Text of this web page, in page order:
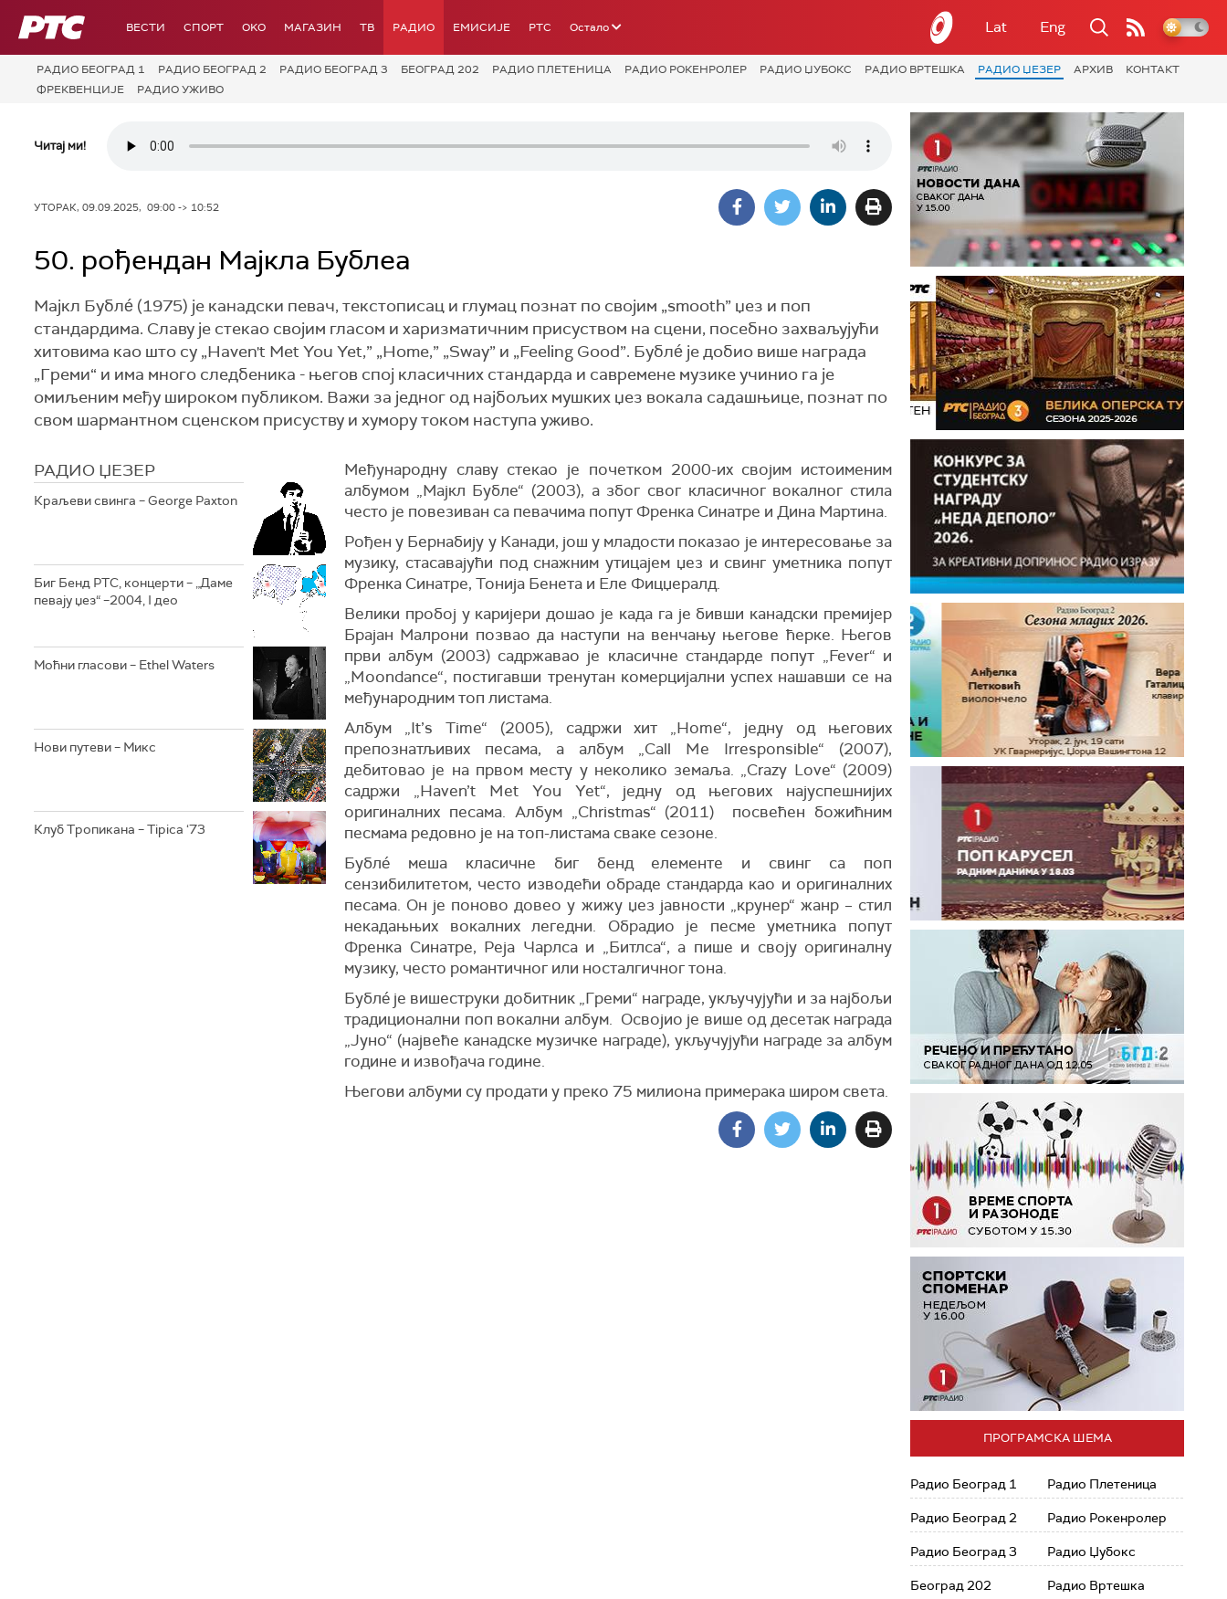
РТС ВЕСТИ СПОРТ OKO МАГАЗИН ТВ РАДИО ЕМИСИЈЕ РТС Остало Lat Eng
РАДИО БЕОГРАД 1 РАДИО БЕОГРАД 2 РАДИО БЕОГРАД 3 БЕОГРАД 202 РАДИО ПЛЕТЕНИЦА РАДИО РОКЕНРОЛЕР РАДИО ЏУБОКС РАДИО ВРТЕШКА РАДИО ЏЕЗЕР АРХИВ
КОНТАКТ
ФРЕКВЕНЦИЈЕ
РАДИО УЖИВО
Читај ми!
УТОРАК, 09.09.2025, 09:00 -> 10:52
50. рођендан Мајкла Бублеа
Мајкл Бублé (1975) је канадски певач, текстописац и глумац познат по својим „smooth” џез и поп
стандардима. Славу је стекао својим гласом и харизматичним присуством на сцени, посебно захваљујући
хитовима као што су „Haven't Met You Yet,” „Home,” „Sway” и „Feeling Good”. Бублé је добио више награда
„Греми“ и има много следбеника - његов спој класичних стандарда и савремене музике учинио га је
омиљеним међу широком публиком. Важи за једног од најбољих мушких џез вокала садашњице, познат по
свом шармантном сценском присуству и хумору током наступа уживо.
РАДИО ЏЕЗЕР
Краљеви свинга – George Paxton
Биг Бенд РТС, концерти – „Даме
певају џез“ –2004, I део
Моћни гласови – Ethel Waters
Нови путеви – Микс
Клуб Тропикана – Tipica ‘73
Међународну славу стекао је почетком 2000-их својим истоименим
албумом „Мајкл Бубле“ (2003), а због свог класичног вокалног стила
често је повезиван са певачима попут Френка Синатре и Дина Мартина.
Рођен у Бернабију у Канади, још у младости показао је интересовање за
музику, стасавајући под снажним утицајем џез и свинг уметника попут
Френка Синатре, Тонија Бенета и Еле Фицџералд.
Велики пробој у каријери дошао је када га је бивши канадски премијер
Брајан Малрони позвао да наступи на венчању његове ћерке. Његов
први албум (2003) садржавао је класичне стандарде попут „Fever“ и
„Moondance“, постигавши тренутан комерцијални успех нашавши се на
међународним топ листама.
Албум „It’s Time“ (2005), садржи хит „Home“, једну од његових
препознатљивих песама, а албум „Call Me Irresponsible“ (2007),
дебитовао је на првом месту у неколико земаља. „Crazy Love“ (2009)
садржи „Haven’t Met You Yet“, једну од његових најуспешнијих
оригиналних песама. Албум „Christmas“ (2011) посвећен божићним
песмама редовно је на топ-листама сваке сезоне.
Бублé меша класичне биг бенд елементе и свинг са поп
сензибилитетом, често изводећи обраде стандарда као и оригиналних
песама. Он је поново довео у жижу џез јавности „крунер“ жанр – стил
некадањњих вокалних легедни. Обрадио је песме уметника попут
Френка Синатре, Реја Чарлса и „Битлса“, а пише и своју оригиналну
музику, често романтичног или носталгичног тона.
Бублé је вишеструки добитник „Греми“ награде, укључујући и за најбољи
традиционални поп вокални албум. Освојио је више од десетак награда
„Јуно“ (највеће канадске музичке награде), укључујући награде за албум
године и извођача године.
Његови албуми су продати у преко 75 милиона примерака широм света.
ПРОГРАМСКА ШЕМА
Радио Београд 1
Радио Београд 2
Радио Београд 3
Београд 202
Радио Плетеница
Радио Рокенролер
Радио Џубокс
Радио Вртешка